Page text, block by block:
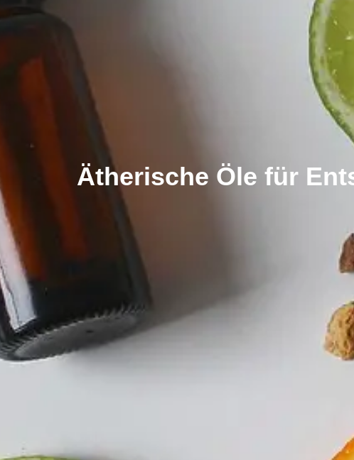
Ätherische Öle für